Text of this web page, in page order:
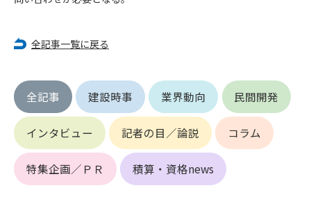
全記事一覧に戻る
全記事 建設時事 業界動向 民間開発
インタビュー 記者の目／論説 コラム
特集企画／ＰＲ 積算・資格news
員としての権限を承認しないことがあります。
(2) 本規約に違反した場合/li>
(3) 会員申し込みの際、申告事項に虚偽があった場合
(4) 会員申込者が管理者所定の手続き通りに会員申込手続き処
理を行わなかった場合
(5) その他管理者が会員とすることを不適当と判断した場合
2. 管理者は承認後であっても承認した会員が前項の何れかに該
当することが判明した場合、会員資格を取り消すことがあり
ます。